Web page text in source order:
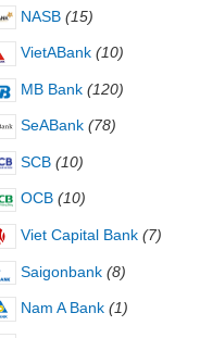
NASB (15)
VietABank (10)
MB Bank (120)
SeABank (78)
SCB (10)
OCB (10)
Viet Capital Bank (7)
Saigonbank (8)
Nam A Bank (1)